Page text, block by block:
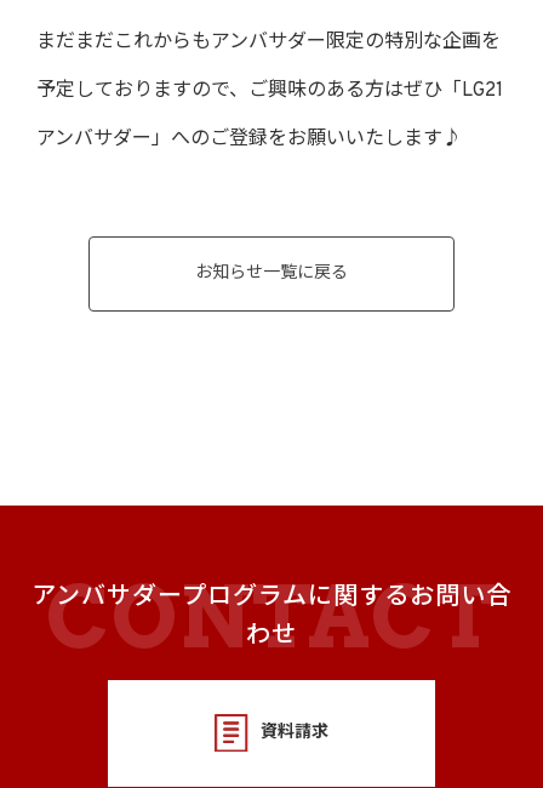
まだまだこれからもアンバサダー限定の特別な企画を
予定しておりますので、ご興味のある方はぜひ「LG21
アンバサダー」へのご登録をお願いいたします♪
お知らせ一覧に戻る
アンバサダープログラムに関するお問い合
わせ
資料請求